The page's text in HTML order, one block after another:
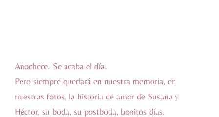
Anochece. Se acaba el día.
Pero siempre quedará en nuestra memoria, en
nuestras fotos, la historia de amor de Susana y
Héctor, su boda, su postboda, bonitos días.